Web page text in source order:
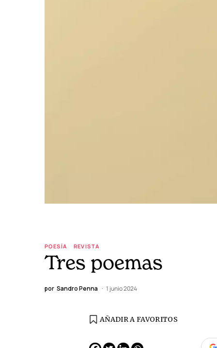
POESÍA REVISTA
Tres poemas
por Sandro Penna 1 junio 2024
AÑADIR A FAVORITOS